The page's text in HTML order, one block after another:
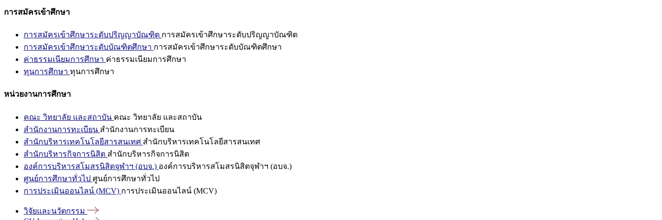
การสมัครเข้าศึกษา
การสมัครเข้าศึกษาระดับปริญญาบัณฑิต การสมัครเข้าศึกษาระดับปริญญาบัณฑิต
การสมัครเข้าศึกษาระดับบัณฑิตศึกษา การสมัครเข้าศึกษาระดับบัณฑิตศึกษา
ค่าธรรมเนียมการศึกษา ค่าธรรมเนียมการศึกษา
ทุนการศึกษา ทุนการศึกษา
หน่วยงานการศึกษา
คณะ วิทยาลัย และสถาบัน คณะ วิทยาลัย และสถาบัน
สำนักงานการทะเบียน สำนักงานการทะเบียน
สำนักบริหารเทคโนโลยีสารสนเทศ สำนักบริหารเทคโนโลยีสารสนเทศ
สำนักบริหารกิจการนิสิต สำนักบริหารกิจการนิสิต
องค์การบริหารสโมสรนิสิตจุฬาฯ (อบจ.) องค์การบริหารสโมสรนิสิตจุฬาฯ (อบจ.)
ศูนย์การศึกษาทั่วไป ศูนย์การศึกษาทั่วไป
การประเมินออนไลน์ (MCV) การประเมินออนไลน์ (MCV)
วิจัยและนวัตกรรม